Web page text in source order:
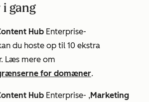
gang
Hub Enterprise-
du hoste op til 10 ekstra
Læs mere om
for domæner.
Hub Enterprise- ,Marketing